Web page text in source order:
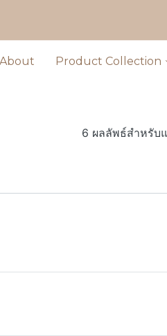
About Product Collection
6 ผลลัพธ์สำหรับ